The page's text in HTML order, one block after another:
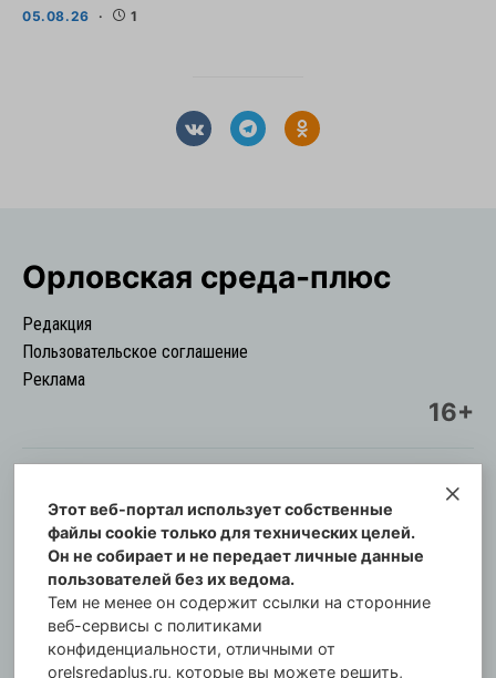
05.08.26 1
Орловская cреда-плюс
Редакция
Пользовательское соглашение
Реклама
16+
© Информационный городской портал
Орловская cреда-плюс, 2021-2026
Свидетельство о регистрации СМИ: ПИ №57-
00254 от 29 октября 2013 г.
Газета зарегистрирована Управлением
Федеральной службы по надзору в сфере связи,
Этот веб-портал использует собственные
файлы cookie только для технических целей.
Он не собирает и не передает личные данные
пользователей без их ведома.
Тем не менее он содержит ссылки на сторонние
веб-сервисы с политиками
конфиденциальности, отличными от
orelsredaplus.ru, которые вы можете решить,